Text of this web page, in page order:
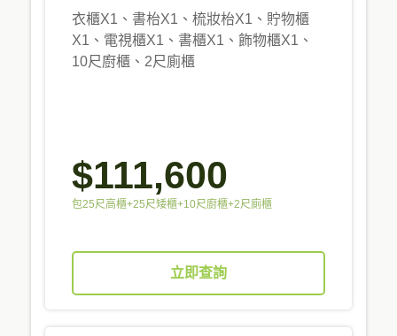
衣櫃X1、書枱X1、梳妝枱X1、貯物櫃
X1、電視櫃X1、書櫃X1、飾物櫃X1、
10尺廚櫃、2尺廁櫃
$111,600
包25尺高櫃+25尺矮櫃+10尺廚櫃+2尺廁櫃
立即查詢